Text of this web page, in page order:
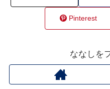
Pinterest
ななしを